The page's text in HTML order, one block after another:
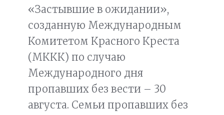
«Застывшие в ожидании»,
созданную Международным
Комитетом Красного Креста
(МККК) по случаю
Международного дня
пропавших без вести – 30
августа. Семьи пропавших без